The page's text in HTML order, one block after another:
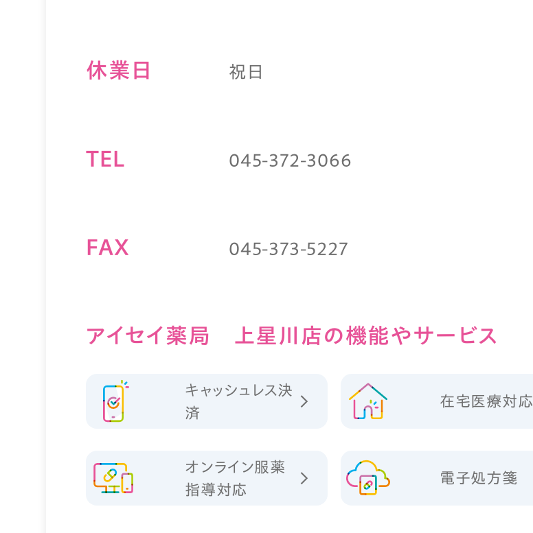
休業⽇ 祝日
TEL 045-372-3066
FAX 045-373-5227
アイセイ薬局 上星川店の機能やサービス
キャッシュレス決
済
在宅医療対応
オンライン服薬
指導対応
電子処方箋